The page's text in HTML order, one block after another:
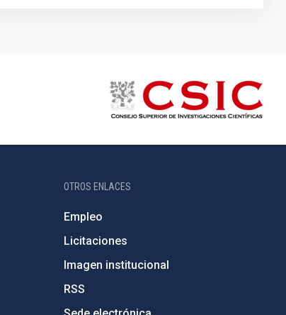
OTROS ENLACES
Empleo
Licitaciones
Imagen institucional
RSS